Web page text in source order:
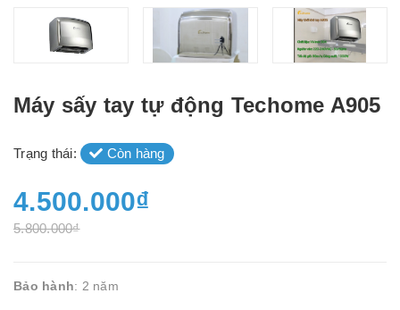
Máy sấy tay tự động Techome A905
Trạng thái: Còn hàng
4.500.000₫
5.800.000₫
Bảo hành: 2 năm